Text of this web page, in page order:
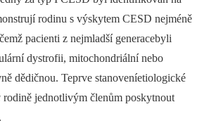
rodinu s výskytem CESD nejméně
pacienti z nejmladší generacebyli
dystrofii, mitochondriální nebo
dědičnou. Teprve stanoveníetiologické
jednotlivým členům poskytnout